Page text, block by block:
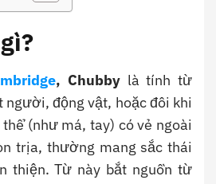
, Chubbylà tính từ
người, động vật, hoặc đôi khi
(như má, tay) có vẻ ngoài
trịa, thường mang sắc thái
thiện. Từ này bắt nguồn từ